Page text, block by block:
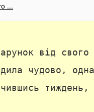
...
від свого
чудово,